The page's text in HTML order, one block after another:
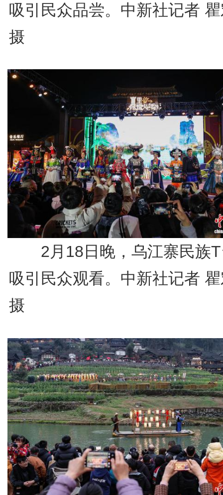
吸引民众品尝。中新社记者
摄
2月18日晚，乌江寨民族T
吸引民众观看。中新社记者
摄